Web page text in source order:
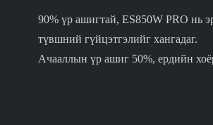
90% үр ашигтай, ES850W PRO нь
түвшний гүйцэтгэлийг хангадаг.
Ачааллын үр ашиг 50%, ердийн